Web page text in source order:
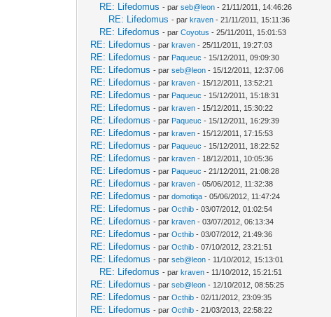
RE: Lifedomus - parseb@leon - 21/11/2011, 14:46:26
RE: Lifedomus - parkraven - 21/11/2011, 15:11:36
RE: Lifedomus - parCoyotus - 25/11/2011, 15:01:53
RE: Lifedomus - parkraven - 25/11/2011, 19:27:03
RE: Lifedomus - par Paqueuc - 15/12/2011, 09:09:30
RE: Lifedomus - parseb@leon - 15/12/2011, 12:37:06
RE: Lifedomus - parkraven - 15/12/2011, 13:52:21
RE: Lifedomus - par Paqueuc - 15/12/2011, 15:18:31
RE: Lifedomus - parkraven - 15/12/2011, 15:30:22
RE: Lifedomus - par Paqueuc - 15/12/2011, 16:29:39
RE: Lifedomus - parkraven - 15/12/2011, 17:15:53
RE: Lifedomus - par Paqueuc - 15/12/2011, 18:22:52
RE: Lifedomus - parkraven - 18/12/2011, 10:05:36
RE: Lifedomus - par Paqueuc - 21/12/2011, 21:08:28
RE: Lifedomus - parkraven - 05/06/2012, 11:32:38
RE: Lifedomus - pardomotiqa - 05/06/2012, 11:47:24
RE: Lifedomus - parOcthib - 03/07/2012, 01:02:54
RE: Lifedomus - parkraven - 03/07/2012, 06:13:34
RE: Lifedomus - parOcthib - 03/07/2012, 21:49:36
RE: Lifedomus - parOcthib - 07/10/2012, 23:21:51
RE: Lifedomus - parseb@leon - 11/10/2012, 15:13:01
RE: Lifedomus - parkraven - 11/10/2012, 15:21:51
RE: Lifedomus - parseb@leon - 12/10/2012, 08:55:25
RE: Lifedomus - parOcthib - 02/11/2012, 23:09:35
RE: Lifedomus - parOcthib - 21/03/2013, 22:58:22